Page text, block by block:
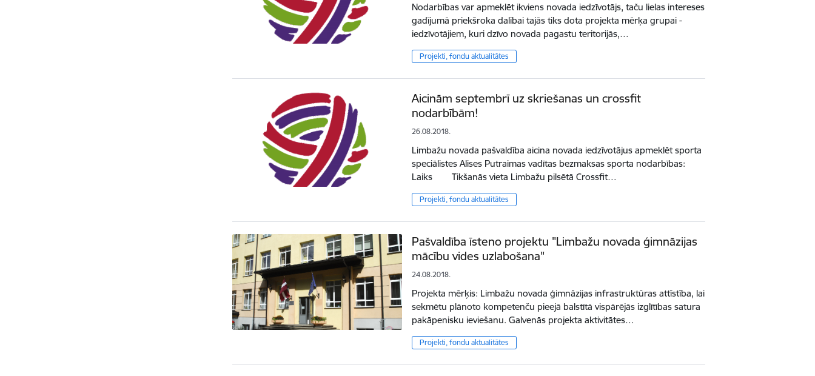
Nodarbības var apmeklēt ikviens novada iedzīvotājs, taču lielas intereses
gadījumā priekšroka dalībai tajās tiks dota projekta mērķa grupai -
iedzīvotājiem, kuri dzīvo novada pagastu teritorijās,…
Projekti, fondu aktualitātes
Aicinām septembrī uz skriešanas un crossfit
nodarbībām!
26.08.2018.
Limbažu novada pašvaldība aicina novada iedzīvotājus apmeklēt sporta
speciālistes Alises Putraimas vadītas bezmaksas sporta nodarbības:
Laiks Tikšanās vieta Limbažu pilsētā Crossfit…
Projekti, fondu aktualitātes
Pašvaldība īsteno projektu "Limbažu novada ģimnāzijas
mācību vides uzlabošana"
24.08.2018.
Projekta mērķis: Limbažu novada ģimnāzijas infrastruktūras attīstība, lai
sekmētu plānoto kompetenču pieejā balstītā vispārējās izglītības satura
pakāpenisku ieviešanu. Galvenās projekta aktivitātes…
Projekti, fondu aktualitātes